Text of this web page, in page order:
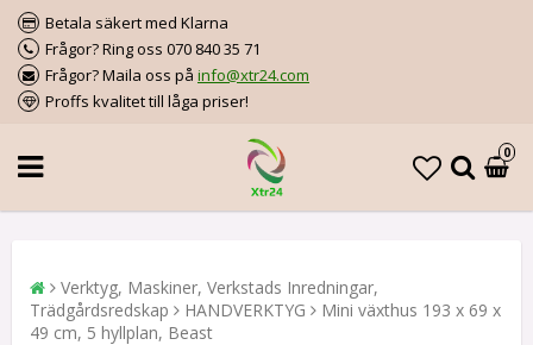
Betala säkert med Klarna
Frågor? Ring oss 070 840 35 71
Frågor? Maila oss på info@xtr24.com
Proffs kvalitet till låga priser!
0
Verktyg, Maskiner, Verkstads Inredningar,
Trädgårdsredskap
HANDVERKTYG
Mini växthus 193 x 69 x
49 cm, 5 hyllplan, Beast